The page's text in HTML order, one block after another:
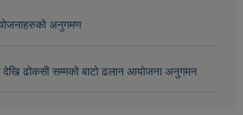
योजनाहरुको अनुगमण
देखि ढोकसी सम्मको बाटो ढलान आयोजना अनुगमन